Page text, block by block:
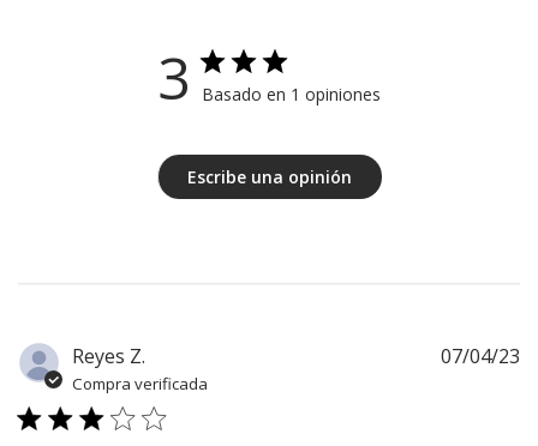
3 Basado en 1 opiniones
Escribe una opinión
Reyes Z.
Compra verificada
07/04/23